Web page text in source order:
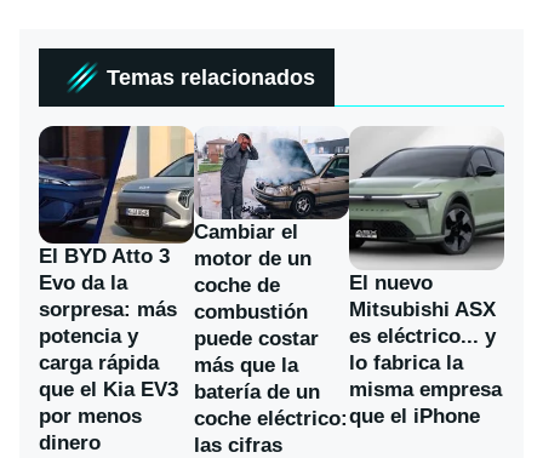
Temas relacionados
El BYD Atto 3
Evo da la
sorpresa: más
potencia y
carga rápida
que el Kia EV3
por menos
dinero
Cambiar el
motor de un
coche de
combustión
puede costar
más que la
batería de un
coche eléctrico:
las cifras
El nuevo
Mitsubishi ASX
es eléctrico... y
lo fabrica la
misma empresa
que el iPhone